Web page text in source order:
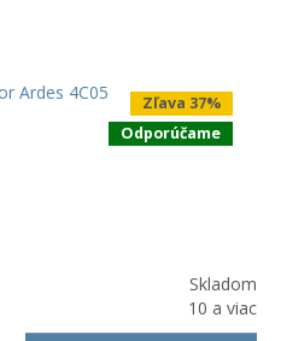
Zľava 37%
Odporúčame
Skladom
10 a viac